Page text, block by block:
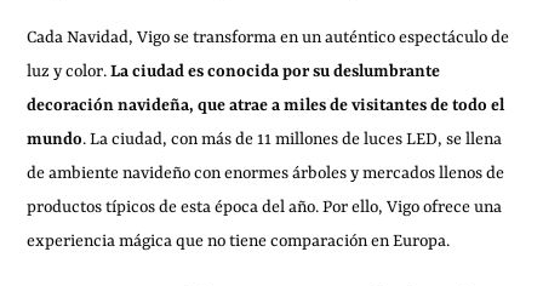
Cada Navidad, Vigo se transforma en un auténtico espectáculo de
luz y color.La ciudad es conocida por su deslumbrante
decoración navideña, que atrae a miles de visitantes de todo el
mundo. La ciudad, con más de 11 millones de luces LED, se llena
de ambiente navideño con enormes árboles y mercados llenos de
productos típicos de esta época del año. Por ello, Vigo ofrece una
experiencia mágica que no tiene comparación en Europa.